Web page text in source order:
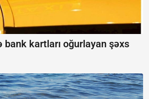
bank kartları oğurlayan şəxs